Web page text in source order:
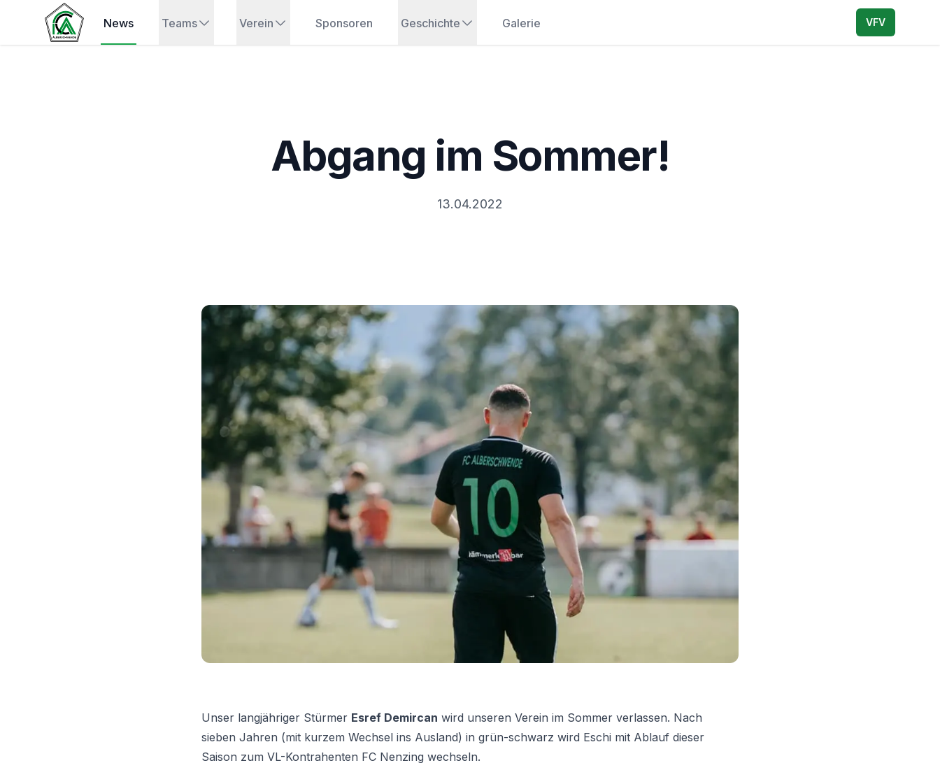
News Teams Verein Sponsoren Geschichte Galerie VFV
Abgang im Sommer!
13.04.2022
Unser langjähriger Stürmer Esref Demircan wird unseren Verein im Sommer verlassen. Nach
sieben Jahren (mit kurzem Wechsel ins Ausland) in grün-schwarz wird Eschi mit Ablauf dieser
Saison zum VL-Kontrahenten FC Nenzing wechseln.